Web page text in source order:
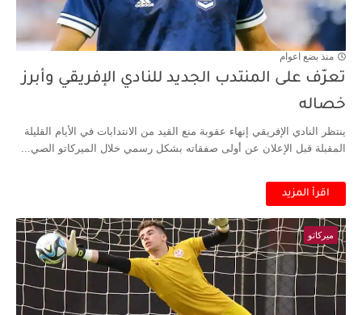
منذ بضع اعوام
تعرّف على المنتدب الجديد للنادي الإفريقي وأبرز
خصاله
ينتظر النادي الإفريقي إنهاء عقوبة منع القيد من الانتدابات في الأيام القليلة
المقبلة قبل الإعلان عن أولى صفقاته بشكل رسمي خلال الميركاتو الصي...
اقرأ المزيد
ميركاتو